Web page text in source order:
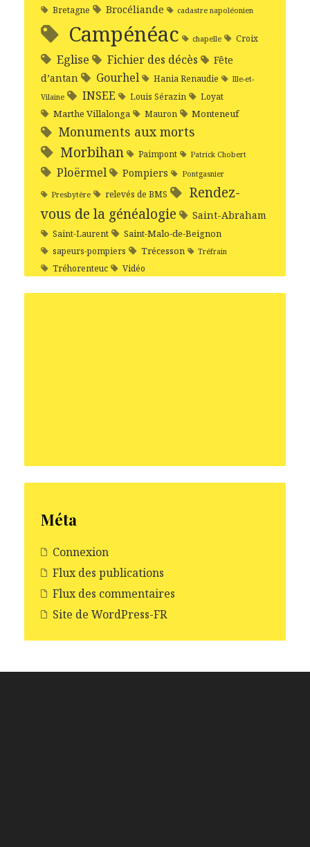
Bretagne
Brocéliande cadastre napoléonien
Campénéac chapelle Croix
Eglise Fichier des décès
Fête
d’antan
Gourhel Hania Renaudie
Ille-et-
Vilaine
INSEE Louis Sérazin Loyat
Marthe Villalonga Mauron Monteneuf
Monuments aux morts
Morbihan Paimpont Patrick Chobert
Ploërmel Pompiers Pontgasnier
Presbytère relevés de BMS
Rendez-
vous de la généalogie
Saint-Abraham
Saint-Laurent Saint-Malo-de-Beignon
sapeurs-pompiers Trécesson Tréfrain
Tréhorenteuc Vidéo
Méta
Connexion
Flux des publications
Flux des commentaires
Site de WordPress-FR